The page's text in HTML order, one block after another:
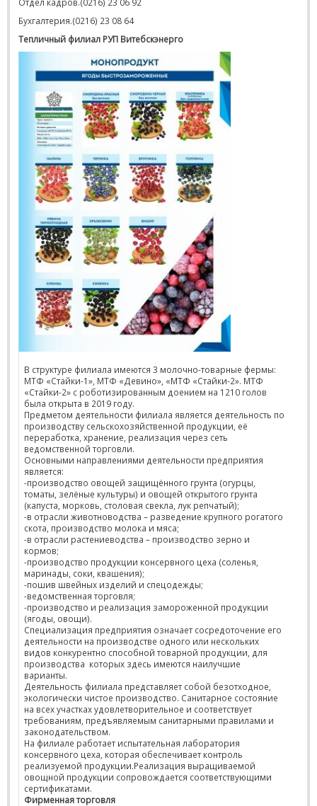
Бухгалтерия.(0216) 23 08 64
Тепличный филиал РУП Витебскэнерго
В структуре филиала имеются 3 молочно-товарные фермы:
МТФ «Стайки-1», МТФ «Девино», «МТФ «Стайки-2». МТФ
«Стайки-2» с роботизированным доением на 1210 голов
была открыта в 2019 году.
Предметом деятельности филиала является деятельность по
производству сельскохозяйственной продукции, её
переработка, хранение, реализация через сеть
ведомственной торговли.
Основными направлениями деятельности предприятия
является:
-производство овощей защищённого грунта (огурцы,
томаты, зелёные культуры) и овощей открытого грунта
(капуста, морковь, столовая свекла, лук репчатый);
-в отрасли животноводства – разведение крупного рогатого
скота, производство молока и мяса;
-в отрасли растениеводства – производство зерно и
кормов;
-производство продукции консервного цеха (соленья,
маринады, соки, квашения);
-пошив швейных изделий и спецодежды;
-ведомственная торговля;
-производство и реализация замороженной продукции
(ягоды, овощи).
Специализация предприятия означает сосредоточение его
деятельности на производстве одного или нескольких
видов конкурентно способной товарной продукции, для
производства которых здесь имеются наилучшие
варианты.
Деятельность филиала представляет собой безотходное,
экологически чистое производство. Санитарное состояние
на всех участках удовлетворительное и соответствует
требованиям, предъявляемым санитарными правилами и
законодательством.
На филиале работает испытательная лаборатория
консервного цеха, которая обеспечивает контроль
реализуемой продукции.Реализация выращиваемой
овощной продукции сопровождается соответствующими
сертификатами.
Фирменная торговля